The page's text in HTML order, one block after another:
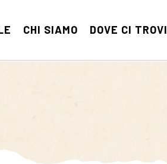
CHI SIAMO DOVE CI TROVI